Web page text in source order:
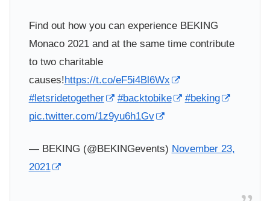
Find out how you can experience BEKING
Monaco 2021 and at the same time contribute
to two charitable
causes!https://t.co/eF5i4Bl6Wx
#letsridetogether
#backtobike
#beking
pic.twitter.com/1z9yu6h1Gv
— BEKING (@BEKINGevents) November 23,
2021